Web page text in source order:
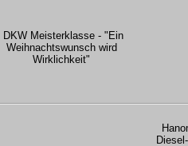
DKW Meisterklasse - "Ein
Weihnachtswunsch wird
Wirklichkeit"